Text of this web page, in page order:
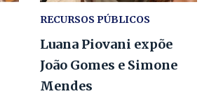
RECURSOS PÚBLICOS
Luana Piovani expõe
João Gomes e Simone
Mendes